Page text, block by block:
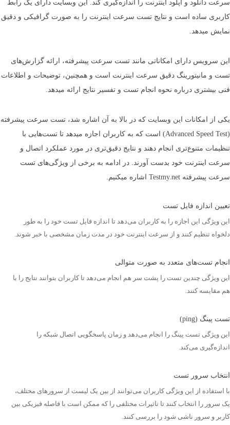
سرعت دانلود و آپلود اینترنت را اندازه‌­گیری کند. این وب­سایت دارای یک رابط
کاربری ساده است و نتایج تست سرعت اینترنت را به صورت گرافیکی و دقیق
نمایش می­دهد.
این سرویس دارای امکاناتی مانند تست سرعت پیشرفته، ارائه گزارش­‌های
تست و مانیتورینگ دقیق سرعت اینترنت است و همچنین، توضیحات و اطلاعات
فنی بیشتری درباره نحوه انجام تست و تفسیر نتایج ارائه می­دهد.
یکی از امکانات این وب­سایت که در بالا به آن اشاره شد، تست سرعت پیشرفته
(Advanced Speed Test) است که به کاربران اجازه می­دهد تا تست­‌هایی با
تنظیمات متنوع­‌تری انجام دهند و نتایج دقیق‌­تری در مورد عملکرد اتصال و
سرعت اینترنت خود بدست آورند. در ادامه به برخی از ویژگی­‌های تست
سرعت پیشرفته Testmy.net اشاره می­کنیم.
تعیین اندازه فایل تست
این ویژگی این اجازه را به کاربران می‌دهد تا اندازه فایل تست خود را به طور
دلخواه تنظیم کنند و از سرعت اینترنت خود در مدت زمان مشخصی با خبر شوند.
انجام تست‌های متعدد به صورت متوالی
این ویژگی چندین تست را پشت سر هم انجام می‌دهد تا کاربران بتوانند نتایج را با
هم مقایسه کنند.
تست پینگ (ping)
این ویژگی تست پینگ را انجام می‌دهد و زمان پاسخگویی اتصال شبکه را
اندازه‌گیری می‌کند.
انتخاب سرور تست
با استفاده از این ویژگی کاربران می‌توانند از بین یک لیست از سرورهای مختلف،
یک سرور را انتخاب کنند تا تاثیرات مختلفی را که ممکن است با فاصله فیزیکی بین
کاربر و سرور ناشی شود را بررسی کنند.